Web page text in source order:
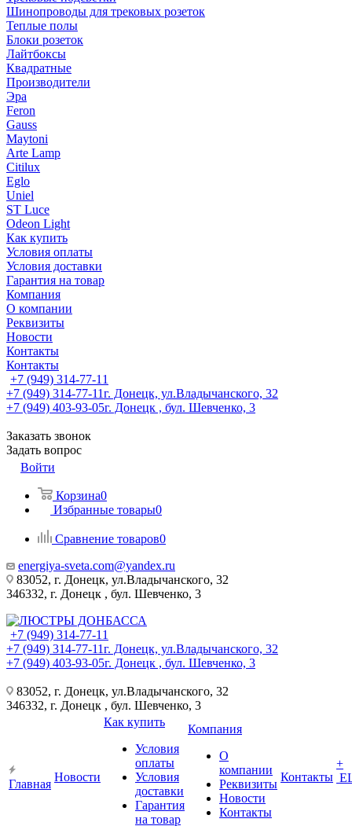
Шинопроводы для трековых розеток
Теплые полы
Блоки розеток
Лайтбоксы
Квадратные
Производители
Эра
Feron
Gauss
Maytoni
Arte Lamp
Citilux
Eglo
Uniel
ST Luce
Odeon Light
Как купить
Условия оплаты
Условия доставки
Гарантия на товар
Компания
О компании
Реквизиты
Новости
Контакты
Контакты
+7 (949) 314-77-11
+7 (949) 314-77-11г. Донецк, ул.Владычанского, 32
+7 (949) 403-93-05г. Донецк , бул. Шевченко, 3
Заказать звонок
Задать вопрос
Войти
Корзина0
Избранные товары0
Сравнение товаров0
energiya-sveta.com@yandex.ru
83052, г. Донецк, ул.Владычанского, 32
346332, г. Донецк , бул. Шевченко, 3
+7 (949) 314-77-11
+7 (949) 314-77-11г. Донецк, ул.Владычанского, 32
+7 (949) 403-93-05г. Донецк , бул. Шевченко, 3
83052, г. Донецк, ул.Владычанского, 32
346332, г. Донецк , бул. Шевченко, 3
Главная
Новости
Как купить
Условия
оплаты
Условия
доставки
Гарантия
на товар
Компания
О
компании
Реквизиты
Новости
Контакты
Контакты
+